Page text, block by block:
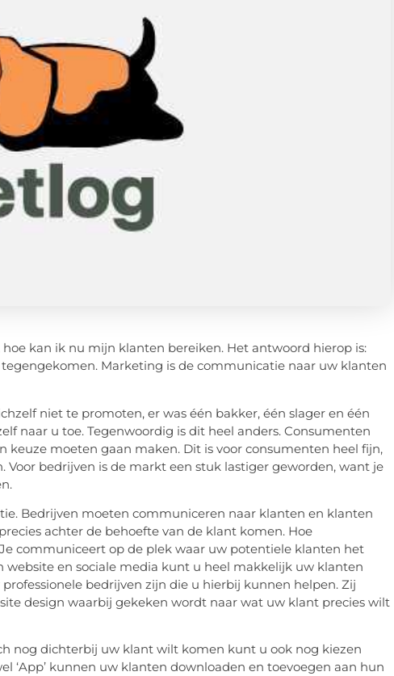
kan ik nu mijn klanten bereiken. Het antwoord hierop is:
Marketing is de communicatie naar uw klanten
niet te promoten, er was één bakker, één slager en één
naar u toe. Tegenwoordig is dit heel anders. Consumenten
moeten gaan maken. Dit is voor consumenten heel fijn,
bedrijven is de markt een stuk lastiger geworden, want je
Bedrijven moeten communiceren naar klanten en klanten
achter de behoefte van de klant komen. Hoe
communiceert op de plek waar uw potentiele klanten het
en sociale media kunt u heel makkelijk uw klanten
bedrijven zijn die u hierbij kunnen helpen. Zij
design waarbij gekeken wordt naar wat uw klant precies wilt
nog dichterbij uw klant wilt komen kunt u ook nog kiezen
‘App’ kunnen uw klanten downloaden en toevoegen aan hun